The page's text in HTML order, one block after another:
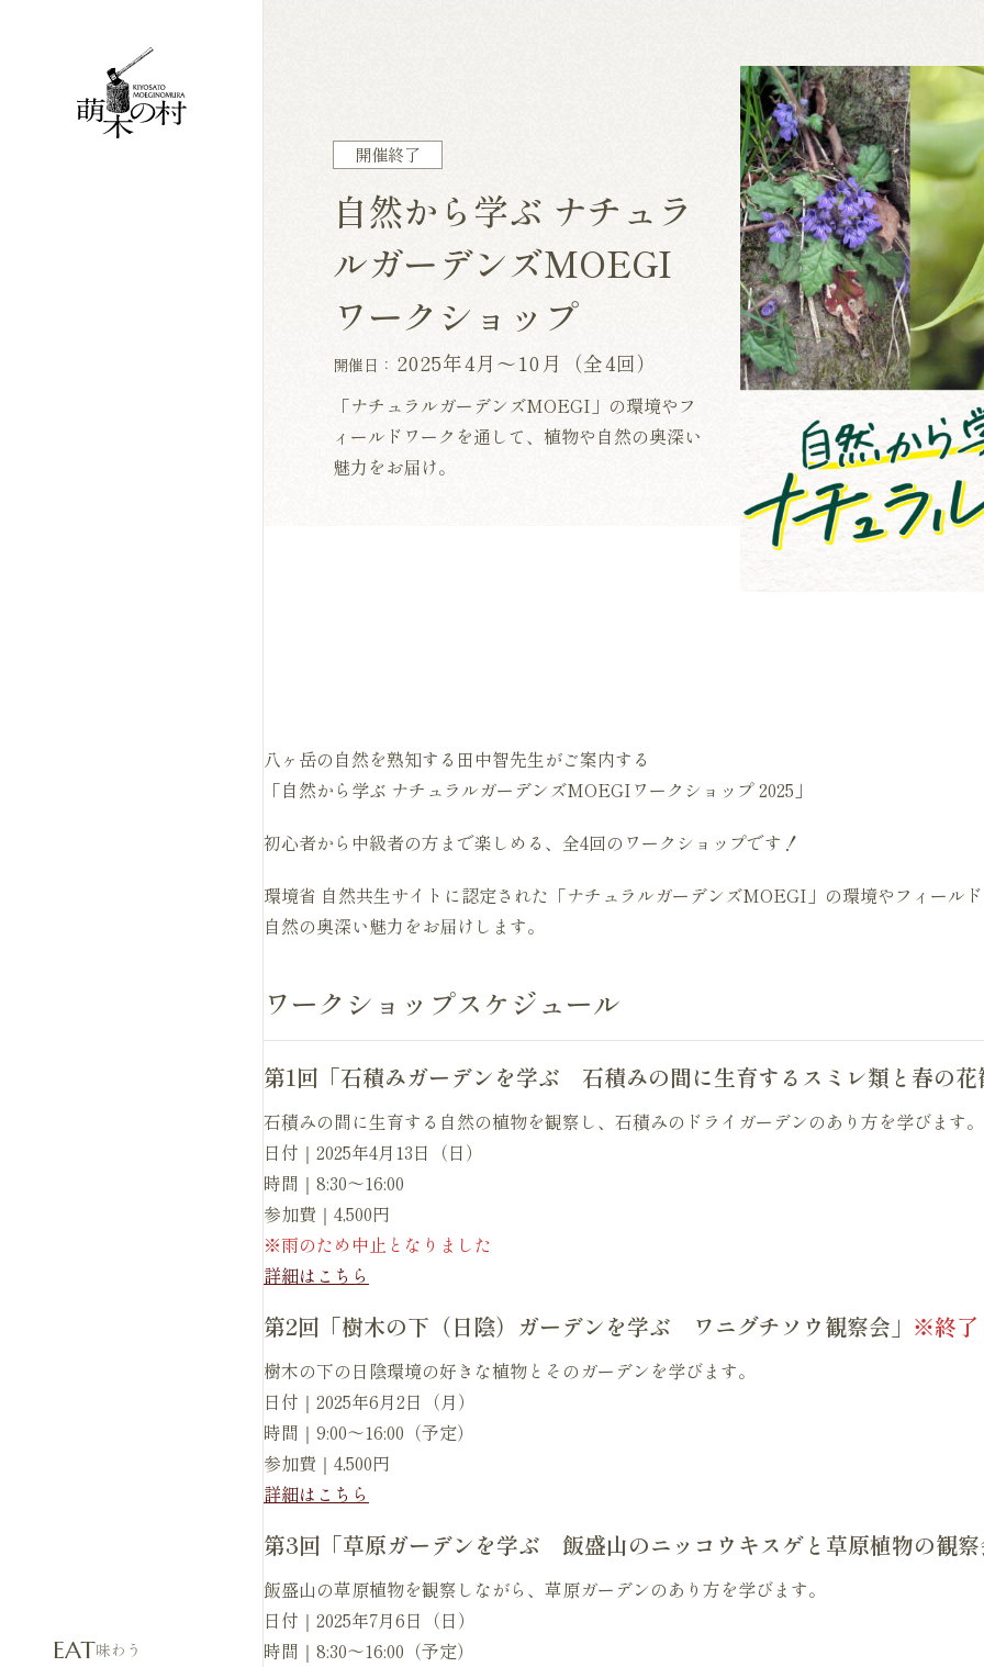
EAT味わう
開催終了
自然から学ぶ ナチュラ
ルガーデンズMOEGI
ワークショップ
開催日： 2025年4月〜10月（全4回）
「ナチュラルガーデンズMOEGI」の環境やフ
ィールドワークを通して、植物や自然の奥深い
魅力をお届け。
八ヶ岳の自然を熟知する田中智先生がご案内する
「自然から学ぶ ナチュラルガーデンズMOEGIワークショップ 2025」
初心者から中級者の方まで楽しめる、全4回のワークショップです！
環境省 自然共生サイトに認定された「ナチュラルガーデンズMOEGI」の環境やフィール
自然の奥深い魅力をお届けします。
ワークショップスケジュール
第1回「石積みガーデンを学ぶ 石積みの間に生育するスミレ類と春の花
石積みの間に生育する自然の植物を観察し、石積みのドライガーデンのあり方を学びます。
日付｜2025年4月13日（日）
時間｜8:30〜16:00
参加費｜4,500円
※雨のため中止となりました
詳細はこちら
第2回「樹木の下（日陰）ガーデンを学ぶ ワニグチソウ観察会」 ※終了
樹木の下の日陰環境の好きな植物とそのガーデンを学びます。
日付｜2025年6月2日（月）
時間｜9:00〜16:00（予定）
参加費｜4,500円
詳細はこちら
第3回「草原ガーデンを学ぶ 飯盛山のニッコウキスゲと草原植物の観察
飯盛山の草原植物を観察しながら、草原ガーデンのあり方を学びます。
日付｜2025年7月6日（日）
時間｜8:30〜16:00（予定）